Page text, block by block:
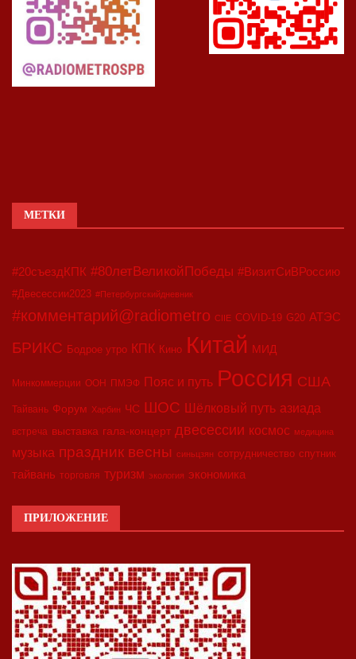
МЕТКИ
#20съездКПК #80летВеликойПобеды #ВизитСиВРоссию
#Двесессии2023 #Петербургскийдневник
#комментарий@radiometro CIIE COVID-19 G20 АТЭС
БРИКС Бодрое утро КПК Кино Китай МИД
Минкоммерции ООН ПМЭФ Пояс и путь Россия США
Тайвань Форум Харбин ЧС ШОС Шёлковый путь азиада
встреча выставка гала-концерт двесессии космос медицина
музыка праздник весны синьцзян сотрудничество спутник
тайвань торговля туризм экология экономика
ПРИЛОЖЕНИЕ